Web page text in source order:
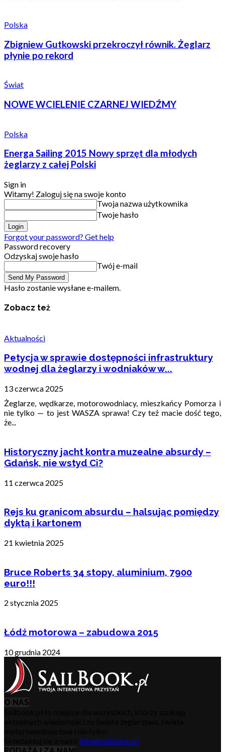
Polska
Zbigniew Gutkowski przekroczył równik. Żeglarz
płynie po rekord
Świat
NOWE WCIELENIE CZARNEJ WIEDŹMY
Polska
Energa Sailing 2015 Nowy sprzęt dla młodych
żeglarzy z całej Polski
Sign in
Witamy! Zaloguj się na swoje konto
Twoja nazwa użytkownika
Twoje hasło
Forgot your password? Get help
Password recovery
Odzyskaj swoje hasło
Twój e-mail
Hasło zostanie wysłane e-mailem.
Zobacz też
Aktualności
Petycja w sprawie dostępności infrastruktury
wodnej dla żeglarzy i wodniaków w...
13 czerwca 2025
Żeglarze, wędkarze, motorowodniacy, mieszkańcy Pomorza i
nie tylko — to jest WASZA sprawa! Czy też macie dość tego,
że...
Historyczny jacht kontra muzealne absurdy –
Gdańsk, nie wstyd Ci?
11 czerwca 2025
Rejs ku granicom absurdu – halsując pomiędzy
dyktą i kartonem
21 kwietnia 2025
Bruce Roberts 34 stopy, aluminium, 7900
euro!!!
2 stycznia 2025
Łódź motorowa – zabudowa 2015
10 grudnia 2024
O NAS
info@sailbook.pl